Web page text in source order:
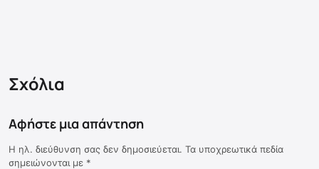
Σχόλια
Αφήστε μια απάντηση
Η ηλ. διεύθυνση σας δεν δημοσιεύεται. Τα υποχρεωτικά πεδία
σημειώνονται με *